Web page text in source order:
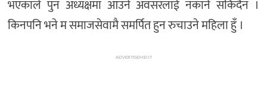
भएकाले पुन अध्यक्षमा आउने अवसरलाई नकार्न सकिदैन ।
किनपनि भने म समाजसेवामै समर्पित हुन रुचाउने महिला हुँ ।
ADVERTISEMENT